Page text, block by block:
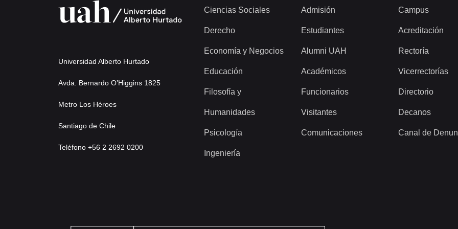
Universidad Alberto Hurtado
Avda. Bernardo O’Higgins 1825
Metro Los Héroes
Santiago de Chile
Teléfono +56 2 2692 0200
Ciencias Sociales
Derecho
Economía y Negocios
Educación
Filosofía y
Humanidades
Psicología
Ingeniería
Admisión
Estudiantes
Alumni UAH
Académicos
Funcionarios
Visitantes
Comunicaciones
Campus
Acreditación
Rectoría
Vicerrectorías
Directorio
Decanos
Canal de